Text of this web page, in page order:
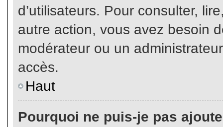
d’utilisateurs. Pour consulter,
autre action, vous avez besoin
modérateur ou un
accès.
Haut
Pourquoi ne puis-je pas